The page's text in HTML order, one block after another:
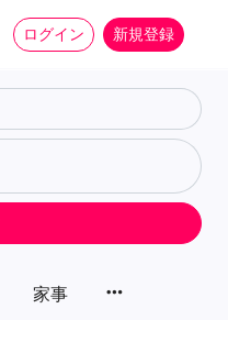
ログイン 新規登録
家事 more_horiz